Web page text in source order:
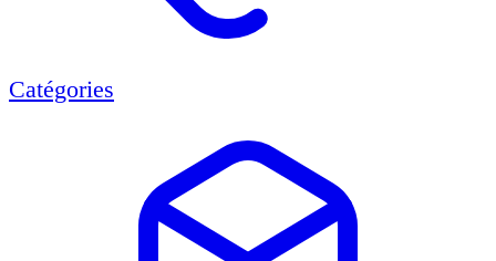
Catégories